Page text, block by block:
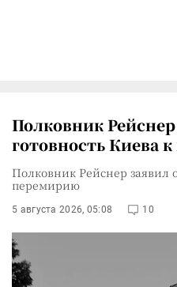
Полковник
готовность Киева
Полковник Рейснер заявил
перемирию
5 августа 2026, 05:08 10